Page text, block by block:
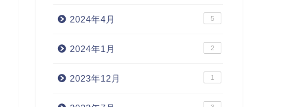
2024年4月 5
2024年1月 2
2023年12月 1